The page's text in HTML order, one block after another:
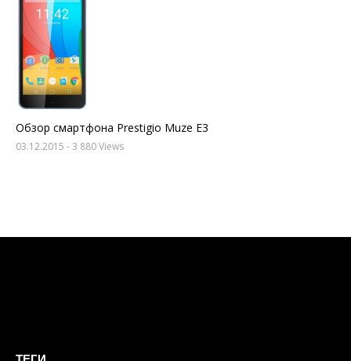
Обзор смартфона Prestigio Muze E3
03.12.2015 - 3 880 Views